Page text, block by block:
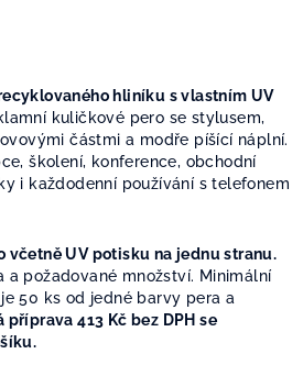
hliníku s vlastním UV
kuličkové pero se stylusem,
částmi a modře píšící náplní.
školení, konference, obchodní
i každodenní používání s telefonem
včetně UV potisku na jednu stranu.
a požadované množství. Minimální
50 ks od jedné barvy pera a
příprava 413 Kč bez DPH se